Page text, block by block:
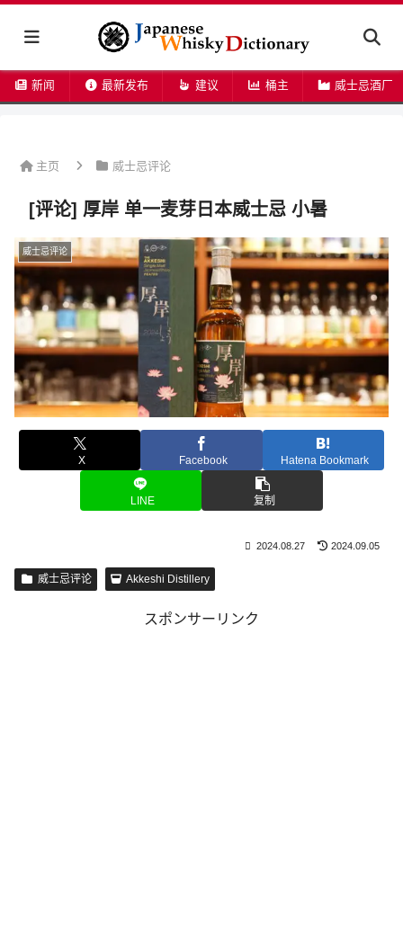
新闻 最新发布 建议 桶主 威士忌酒厂
主页 威士忌评论
[评论] 厚岸 单一麦芽日本威士忌 小暑
威士忌评论
X Facebook Hatena Bookmark
LINE 复制
2024.08.27 2024.09.05
威士忌评论 Akkeshi Distillery
スポンサーリンク